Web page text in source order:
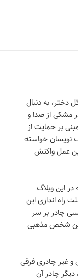
دختر، به دنبال
مشکی از صدا و
بر حمایت از
نویسان خواسته
عمل واکنش
این وبلاگ
راه اندازی این
چادر بر سر
این شخص مذهبی
غیر چادری فرقی
چادر آن